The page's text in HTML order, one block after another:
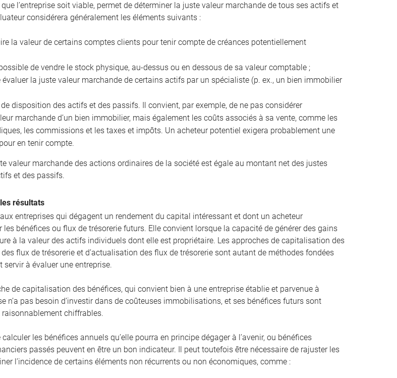
l’entreprise soit viable, permet de déterminer la juste valeur marchande de tous ses actifs et
considérera généralement les éléments suivants :
la valeur de certains comptes clients pour tenir compte de créances potentiellement
de vendre le stock physique, au-dessus ou en dessous de sa valeur comptable ;
évaluer la juste valeur marchande de certains actifs par un spécialiste (p. ex., un bien immobilier
disposition des actifs et des passifs. Il convient, par exemple, de ne pas considérer
marchande d’un bien immobilier, mais également les coûts associés à sa vente, comme les
les commissions et les taxes et impôts. Un acheteur potentiel exigera probablement une
en tenir compte.
valeur marchande des actions ordinaires de la société est égale au montant net des justes
et des passifs.
résultats
entreprises qui dégagent un rendement du capital intéressant et dont un acheteur
bénéfices ou flux de trésorerie futurs. Elle convient lorsque la capacité de générer des gains
à la valeur des actifs individuels dont elle est propriétaire. Les approches de capitalisation des
flux de trésorerie et d’actualisation des flux de trésorerie sont autant de méthodes fondées
à évaluer une entreprise.
de capitalisation des bénéfices, qui convient bien à une entreprise établie et parvenue à
n’a pas besoin d’investir dans de coûteuses immobilisations, et ses bénéfices futurs sont
chiffrables.
les bénéfices annuels qu’elle pourra en principe dégager à l’avenir, ou bénéfices
passés peuvent en être un bon indicateur. Il peut toutefois être nécessaire de rajuster les
l’incidence de certains éléments non récurrents ou non économiques, comme :